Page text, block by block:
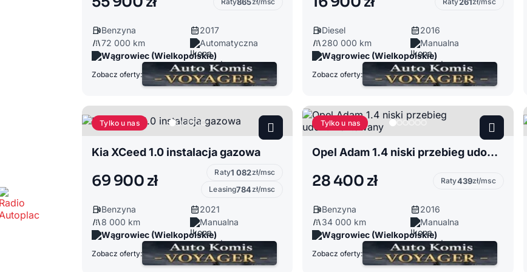
865
Benzyna
2017
72 000 km
Automatyczna
Wągrowiec (Wielkopolskie)
Zobacz oferty:
261
Diesel
2016
280 000 km
Manualna
Wągrowiec (Wielkopolskie)
Zobacz oferty:
Tylko u nas
Kia XCeed 1.0 instalacja gazowa
69 900 zł Raty1 082zł/msc
Leasing784zł/msc
Benzyna
2021
8 000 km
Manualna
Wągrowiec (Wielkopolskie)
Zobacz oferty:
Tylko u nas
Opel Adam 1.4 niski przebieg udokumentowany
28 400 zł Raty439zł/msc
Benzyna
2016
34 000 km
Manualna
Wągrowiec (Wielkopolskie)
Zobacz oferty: